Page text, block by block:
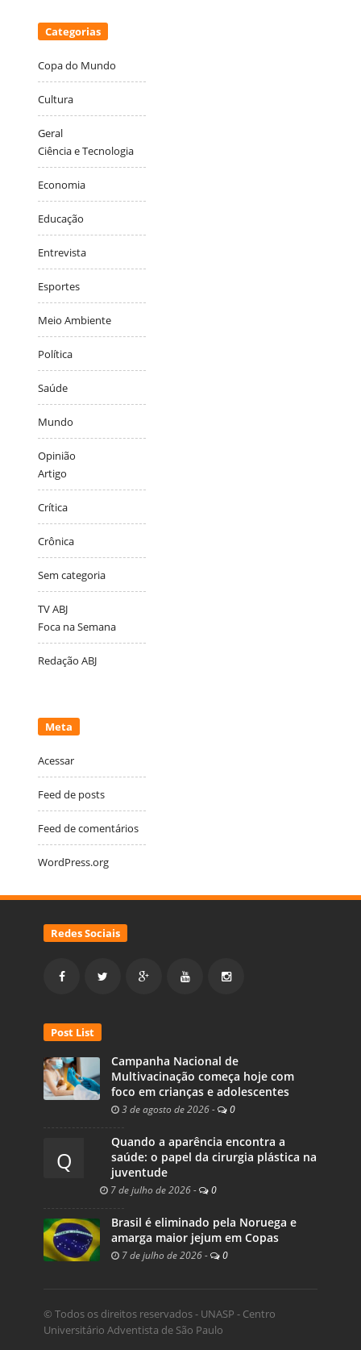
Categorias
Copa do Mundo
Cultura
Geral
Ciência e Tecnologia
Economia
Educação
Entrevista
Esportes
Meio Ambiente
Política
Saúde
Mundo
Opinião
Artigo
Crítica
Crônica
Sem categoria
TV ABJ
Foca na Semana
Redação ABJ
Meta
Acessar
Feed de posts
Feed de comentários
WordPress.org
Redes Sociais
Post List
Campanha Nacional de
Multivacinação começa hoje com
foco em crianças e adolescentes
3 de agosto de 2026 - 0
Q
Quando a aparência encontra a
saúde: o papel da cirurgia plástica na
juventude
7 de julho de 2026 - 0
Brasil é eliminado pela Noruega e
amarga maior jejum em Copas
7 de julho de 2026 - 0
© Todos os direitos reservados - UNASP - Centro
Universitário Adventista de São Paulo